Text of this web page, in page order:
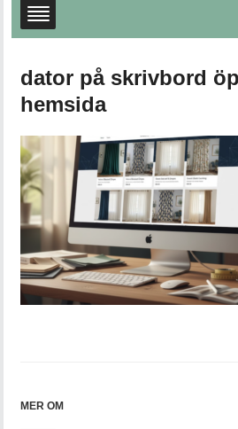
dator på skrivbord
hemsida
MER OM